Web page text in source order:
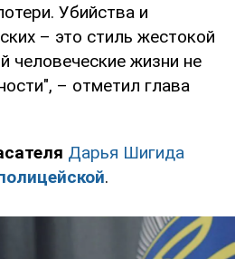
Убийства и
– это стиль жестокой
человеческие жизни не
– отметил глава
Дарья Шигида
.